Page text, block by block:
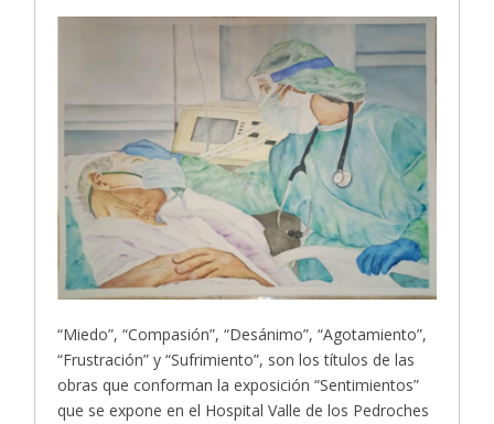
“Miedo”, “Compasión”, “Desánimo”, “Agotamiento”,
“Frustración” y “Sufrimiento”, son los títulos de las
obras que conforman la exposición “Sentimientos”
que se expone en el Hospital Valle de los Pedroches